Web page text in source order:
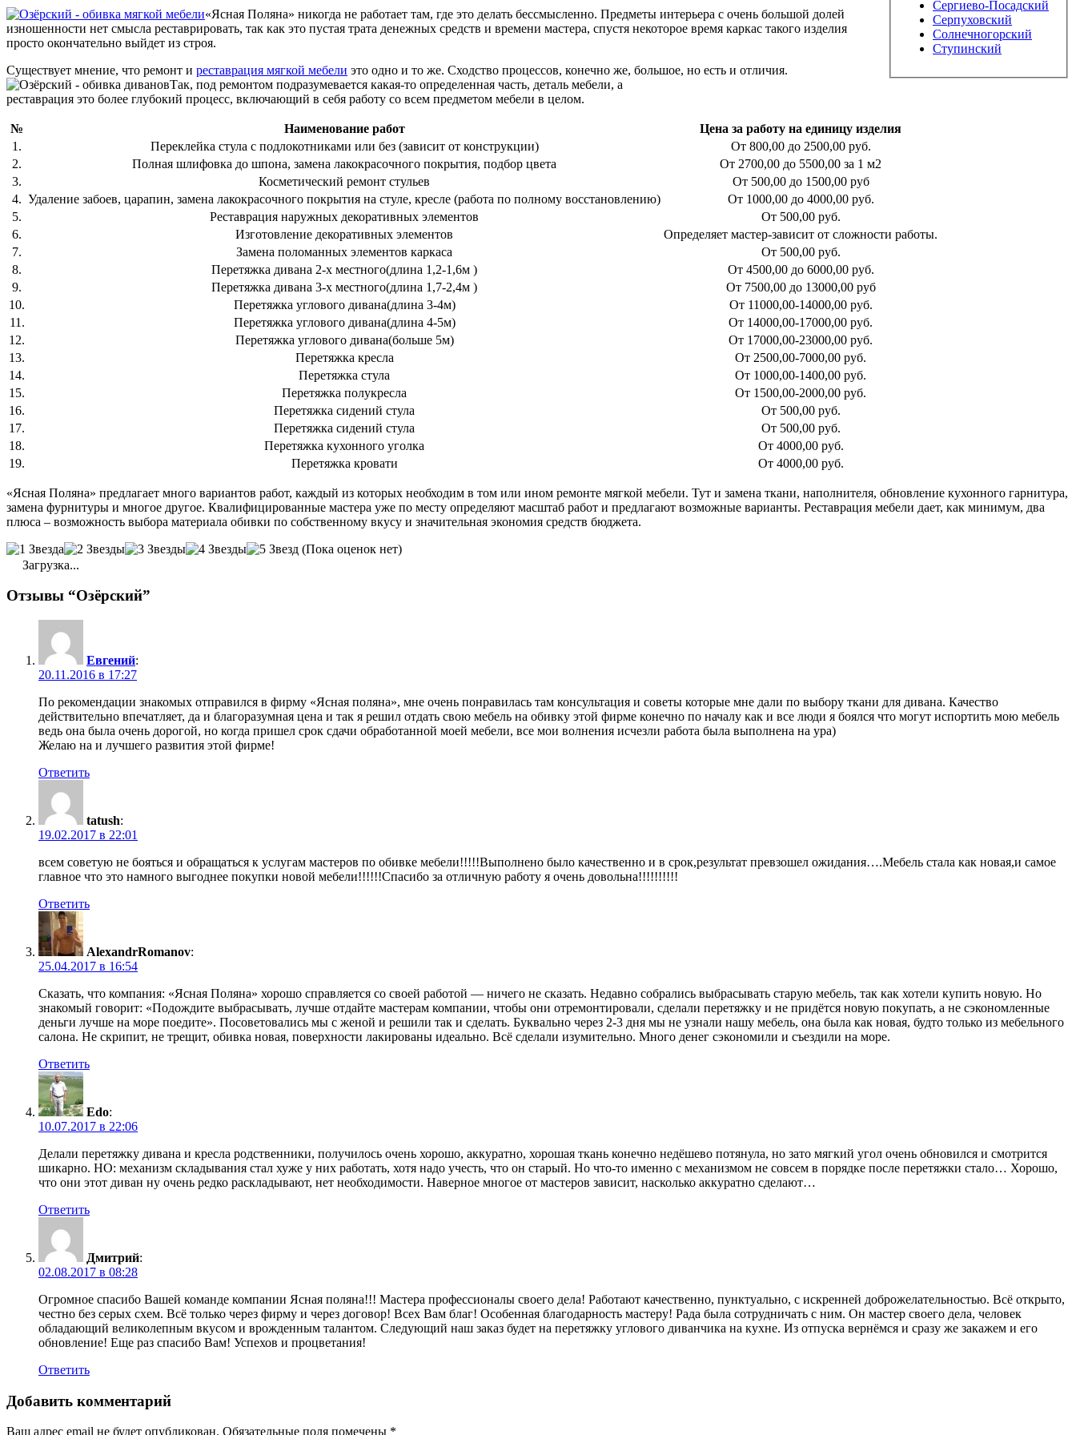
Сергиево-Посадский
Серпуховский
Солнечногорский
Ступинский
«Ясная Поляна» никогда не работает там, где это делать бессмысленно. Предметы интерьера с очень большой долей
изношенности нет смысла реставрировать, так как это пустая трата денежных средств и времени мастера, спустя некоторое время каркас такого изделия
просто окончательно выйдет из строя.
Существует мнение, что ремонт и реставрация мягкой мебели это одно и то же. Сходство процессов, конечно же, большое, но есть и отличия.
Так, под ремонтом подразумевается какая-то определенная часть, деталь мебели, а
реставрация это более глубокий процесс, включающий в себя работу со всем предметом мебели в целом.
№ Наименование работ
Цена за работу на единицу изделия
1.
Переклейка стула с подлокотниками или без (зависит от конструкции)
От 800,00 до 2500,00 руб.
2.
Полная шлифовка до шпона, замена лакокрасочного покрытия, подбор цвета
От 2700,00 до 5500,00 за 1 м2
3.
Косметический ремонт стульев
От 500,00 до 1500,00 руб
4. Удаление забоев, царапин, замена лакокрасочного покрытия на стуле, кресле (работа по полному восстановлению)
От 1000,00 до 4000,00 руб.
5.
Реставрация наружных декоративных элементов
От 500,00 руб.
6.
Изготовление декоративных элементов
Определяет мастер-зависит от сложности работы.
7.
Замена поломанных элементов каркаса
От 500,00 руб.
8.
Перетяжка дивана 2-х местного(длина 1,2-1,6м )
От 4500,00 до 6000,00 руб.
9.
Перетяжка дивана 3-х местного(длина 1,7-2,4м )
От 7500,00 до 13000,00 руб
10.
Перетяжка углового дивана(длина 3-4м)
От 11000,00-14000,00 руб.
11.
Перетяжка углового дивана(длина 4-5м)
От 14000,00-17000,00 руб.
12.
Перетяжка углового дивана(больше 5м)
От 17000,00-23000,00 руб.
13.
Перетяжка кресла
От 2500,00-7000,00 руб.
14.
Перетяжка стула
От 1000,00-1400,00 руб.
15.
Перетяжка полукресла
От 1500,00-2000,00 руб.
16.
Перетяжка сидений стула
От 500,00 руб.
17.
Перетяжка сидений стула
От 500,00 руб.
18.
Перетяжка кухонного уголка
От 4000,00 руб.
19.
Перетяжка кровати От 4000,00 руб.
«Ясная Поляна» предлагает много вариантов работ, каждый из которых необходим в том или ином ремонте мягкой мебели. Тут и замена ткани, наполнителя, обновление кухонного гарнитура,
замена фурнитуры и многое другое. Квалифицированные мастера уже по месту определяют масштаб работ и предлагают возможные варианты. Реставрация мебели дает, как минимум, два
плюса – возможность выбора материала обивки по собственному вкусу и значительная экономия средств бюджета.
(Пока оценок нет)
Загрузка...
Отзывы “Озёрский”
Евгений:
20.11.2016 в 17:27
По рекомендации знакомых отправился в фирму «Ясная поляна», мне очень понравилась там консультация и советы которые мне дали по выбору ткани для дивана. Качество
действительно впечатляет, да и благоразумная цена и так я решил отдать свою мебель на обивку этой фирме конечно по началу как и все люди я боялся что могут испортить мою мебель
ведь она была очень дорогой, но когда пришел срок сдачи обработанной моей мебели, все мои волнения исчезли работа была выполнена на ура)
Желаю на и лучшего развития этой фирме!
Ответить
tatush:
19.02.2017 в 22:01
всем советую не бояться и обращаться к услугам мастеров по обивке мебели!!!!!Выполнено было качественно и в срок,результат превзошел ожидания….Мебель стала как новая,и самое
главное что это намного выгоднее покупки новой мебели!!!!!!Спасибо за отличную работу я очень довольна!!!!!!!!!!
Ответить
AlexandrRomanov:
25.04.2017 в 16:54
Сказать, что компания: «Ясная Поляна» хорошо справляется со своей работой — ничего не сказать. Недавно собрались выбрасывать старую мебель, так как хотели купить новую. Но
знакомый говорит: «Подождите выбрасывать, лучше отдайте мастерам компании, чтобы они отремонтировали, сделали перетяжку и не придётся новую покупать, а не сэкономленные
деньги лучше на море поедите». Посоветовались мы с женой и решили так и сделать. Буквально через 2-3 дня мы не узнали нашу мебель, она была как новая, будто только из мебельного
салона. Не скрипит, не трещит, обивка новая, поверхности лакированы идеально. Всё сделали изумительно. Много денег сэкономили и съездили на море.
Ответить
Edo:
10.07.2017 в 22:06
Делали перетяжку дивана и кресла родственники, получилось очень хорошо, аккуратно, хорошая ткань конечно недёшево потянула, но зато мягкий угол очень обновился и смотрится
шикарно. НО: механизм складывания стал хуже у них работать, хотя надо учесть, что он старый. Но что-то именно с механизмом не совсем в порядке после перетяжки стало… Хорошо,
что они этот диван ну очень редко раскладывают, нет необходимости. Наверное многое от мастеров зависит, насколько аккуратно сделают…
Ответить
Дмитрий:
02.08.2017 в 08:28
Огромное спасибо Вашей команде компании Ясная поляна!!! Мастера профессионалы своего дела! Работают качественно, пунктуально, с искренней доброжелательностью. Всё открыто,
честно без серых схем. Всё только через фирму и через договор! Всех Вам благ! Особенная благодарность мастеру! Рада была сотрудничать с ним. Он мастер своего дела, человек
обладающий великолепным вкусом и врожденным талантом. Следующий наш заказ будет на перетяжку углового диванчика на кухне. Из отпуска вернёмся и сразу же закажем и его
обновление! Еще раз спасибо Вам! Успехов и процветания!
Ответить
Добавить комментарий
Ваш адрес email не будет опубликован. Обязательные поля помечены *